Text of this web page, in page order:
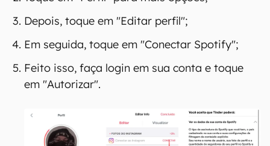
00:00 /21:11
Acesse o Tinder ( Android iOS
Toque em "Perfil" para mais opções;